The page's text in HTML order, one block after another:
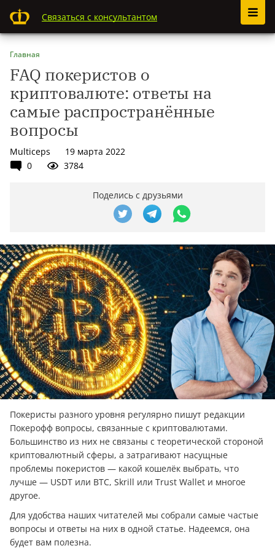
Связаться с консультантом
Главная
FAQ покеристов о
криптовалюте: ответы на
самые распространённые
вопросы
Multiceps
19 марта 2022
0
3784
Поделись с друзьями
Покеристы разного уровня регулярно пишут редакции
Покерофф вопросы, связанные с криптовалютами.
Большинство из них не связаны с теоретической стороной
криптовалютный сферы, а затрагивают насущные
проблемы покеристов — какой кошелёк выбрать, что
лучше — USDT или BTC, Skrill или Trust Wallet и многое
другое.
Для удобства наших читателей мы собрали самые частые
вопросы и ответы на них в одной статье. Надеемся, она
будет вам полезна.